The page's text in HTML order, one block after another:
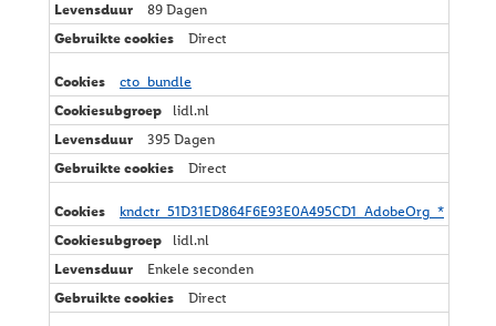
89 Dagen
Direct
cto_bundle
lidl.nl
395 Dagen
Direct
kndctr_51D31ED864F6E93E0A495CD1_AdobeOrg_*
lidl.nl
Enkele seconden
Direct